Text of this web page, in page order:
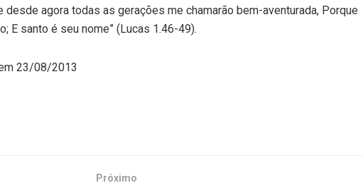
agora todas as gerações me chamarão bem-aventurada, Porque
E santo é seu nome” (Lucas 1.46-49).
23/08/2013
Próximo